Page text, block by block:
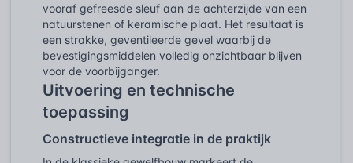
vooraf gefreesde sleuf aan de achterzijde van een
natuurstenen of keramische plaat. Het resultaat is
een strakke, geventileerde gevel waarbij de
bevestigingsmiddelen volledig onzichtbaar blijven
voor de voorbijganger.
Uitvoering en technische
toepassing
Constructieve integratie in de praktijk